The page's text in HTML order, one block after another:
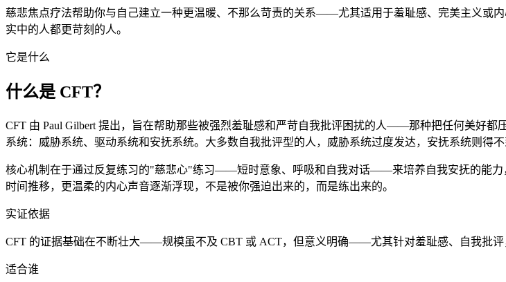
慈悲焦点疗法帮助你与自己建立一种更温暖、不那么苛责的关系——尤其适用于羞耻感、完美主义或
实中的人都更苛刻的人。
它是什么
什么是 CFT？
CFT 由 Paul Gilbert 提出，旨在帮助那些被强烈羞耻感和严苛自我批评困扰的人——那种把任何美好
系统：威胁系统、驱动系统和安抚系统。大多数自我批评型的人，威胁系统过度发达，安抚系统则得
核心机制在于通过反复练习的"慈悲心"练习——短时意象、呼吸和自我对话——来培养自我安抚的能力
时间推移，更温柔的内心声音逐渐浮现，不是被你强迫出来的，而是练出来的。
实证依据
CFT 的证据基础在不断壮大——规模虽不及 CBT 或 ACT，但意义明确——尤其针对羞耻感、自我批评
适合谁